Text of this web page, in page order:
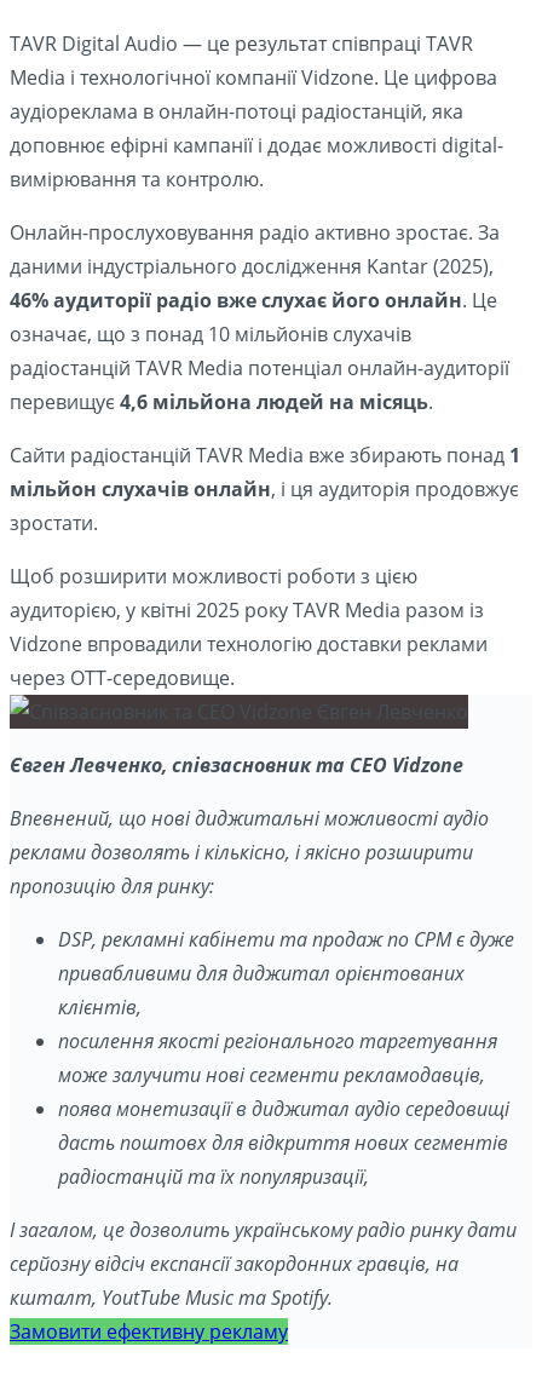
TAVR Digital Audio — це результат співпраці TAVR
Media і технологічної компанії Vidzone. Це цифрова
аудіореклама в онлайн-потоці радіостанцій, яка
доповнює ефірні кампанії і додає можливості digital-
вимірювання та контролю.
Онлайн-прослуховування радіо активно зростає. За
даними індустріального дослідження Kantar (2025),
46% аудиторії радіо вже слухає його онлайн. Це
означає, що з понад 10 мільйонів слухачів
радіостанцій TAVR Media потенціал онлайн-аудиторії
перевищує4,6 мільйона людей на місяць.
Сайти радіостанцій TAVR Media вже збирають понад 1
мільйон слухачів онлайн, і ця аудиторія продовжує
зростати.
Щоб розширити можливості роботи з цією
аудиторією, у квітні 2025 року TAVR Media разом із
Vidzone впровадили технологію доставки реклами
через OTT-середовище.
Євген Левченко, співзасновник та CEO Vidzone
Впевнений, що нові диджитальні можливості аудіо
реклами дозволять і кількісно, і якісно розширити
пропозицію для ринку:
DSP, рекламні кабінети та продаж по СРМ є дуже
привабливими для диджитал орієнтованих
клієнтів,
посилення якості регіонального таргетування
може залучити нові сегменти рекламодавців,
поява монетизації в диджитал аудіо середовищі
дасть поштовх для відкриття нових сегментів
радіостанцій та їх популяризації,
І загалом, це дозволить українському радіо ринку дати
серйозну відсіч експансії закордонних гравців, на
кшталт, YoutTube Music та Spotify.
Замовити ефективну рекламу